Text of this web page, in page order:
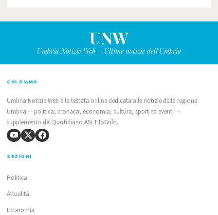
UNW
Umbria Notizie Web – Ultime notizie dell'Umbria
CHI SIAMO
Umbria Notizie Web è la testata online dedicata alle notizie della regione
Umbria — politica, cronaca, economia, cultura, sport ed eventi —
supplemento del Quotidiano ASI TifoGrifo.
SEZIONI
Politica
Attualità
Economia